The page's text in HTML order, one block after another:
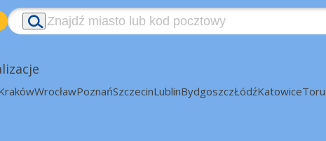
WrocławPoznańSzczecinLublinBydgoszczŁódźKatowice